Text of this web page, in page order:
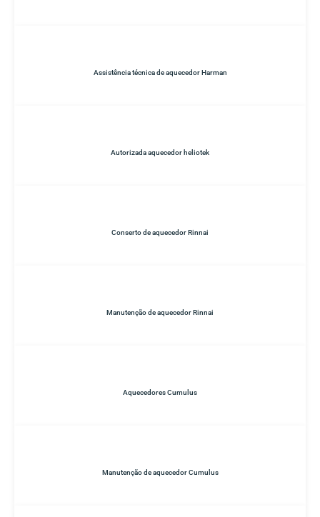
Assistência técnica de aquecedor Harman
Autorizada aquecedor heliotek
Conserto de aquecedor Rinnai
Manutenção de aquecedor Rinnai
Aquecedores Cumulus
Manutenção de aquecedor Cumulus